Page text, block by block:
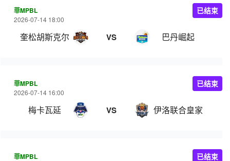
菲MPBL
2026-07-14 18:00
奎松胡斯克尔 VS 巴丹崛起
已结束
菲MPBL
2026-07-14 16:00
梅卡瓦延 VS 伊洛联合皇家
已结束
菲MPBL 已结束